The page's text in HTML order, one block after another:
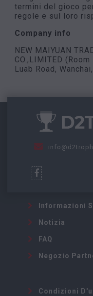
termini del gioco
regole e sul loro
Company info
NEW MAIYUAN
CO.,LIMITED
Luab Road,
Informazioni
Notizia
FAQ
Negozio
Condizioni